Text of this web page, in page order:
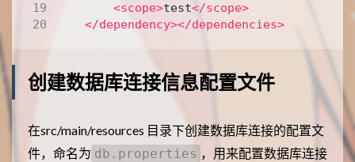
<scope>test</scope>
</dependency></dependencies>
创建数据库连接信息配置文件
在src/main/resources 目录下创建数据库连接的配置文
件，命名为 db.properties ，用来配置数据库连接